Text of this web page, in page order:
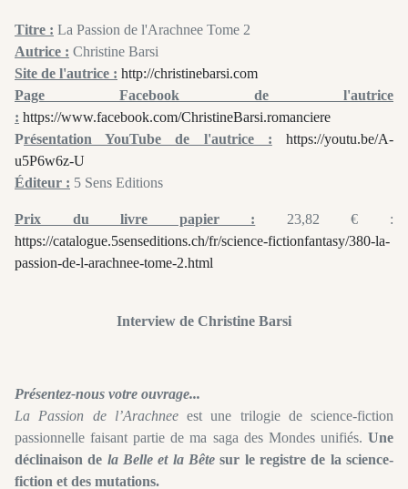
Titre : La Passion de l'Arachnee Tome 2
Autrice : Christine Barsi
Site de l'autrice : http://christinebarsi.com
Page Facebook de l'autrice
: https://www.facebook.com/ChristineBarsi.romanciere
Présentation YouTube de l'autrice :
https://youtu.be/A-
u5P6w6z-U
Éditeur : 5 Sens Editions
Prix du livre papier : 23,82 € :
https://catalogue.5senseditions.ch/fr/science-fictionfantasy/380-la-
passion-de-l-arachnee-tome-2.html
Interview de Christine Barsi
Présentez-nous votre ouvrage...
La Passion de l’Arachneeest une trilogie de science-fiction
passionnelle faisant partie de ma saga des Mondes unifiés. Une
déclinaison de la Belle et la Bête sur le registre de la science-
fiction et des mutations.